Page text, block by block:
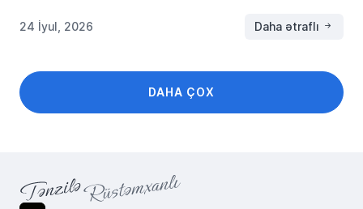
24 İyul, 2026 Daha ətraflı
DAHA ÇOX